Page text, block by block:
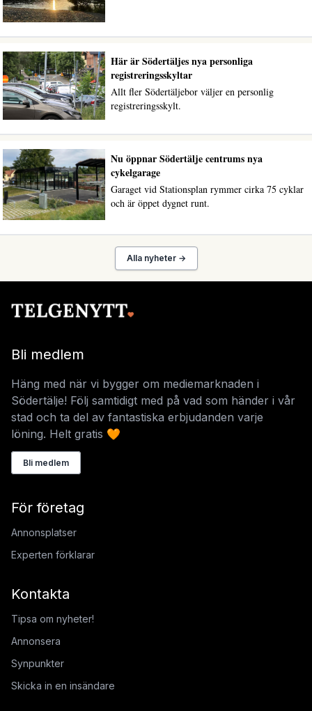
Här är Södertäljes nya personliga
registreringsskyltar
Allt fler Södertäljebor väljer en personlig
registreringsskylt.
Nu öppnar Södertälje centrums nya
cykelgarage
Garaget vid Stationsplan rymmer cirka 75 cyklar
och är öppet dygnet runt.
Alla nyheter →
Bli medlem
Häng med när vi bygger om mediemarknaden i
Södertälje! Följ samtidigt med på vad som händer i vår
stad och ta del av fantastiska erbjudanden varje
löning. Helt gratis 🧡
Bli medlem
För företag
Annonsplatser
Experten förklarar
Kontakta
Tipsa om nyheter!
Annonsera
Synpunkter
Skicka in en insändare